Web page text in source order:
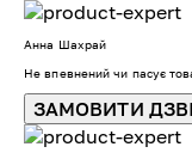
Анна Шахрай
Не впевнений чи пасує
ЗАМОВИТИ